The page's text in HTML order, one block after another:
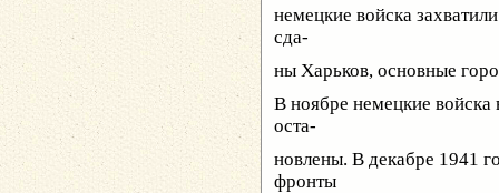
немецкие войска
сда-
ны Харьков, основные
В ноябре немецкие войска
оста-
новлены. В декабре 1941
фронты